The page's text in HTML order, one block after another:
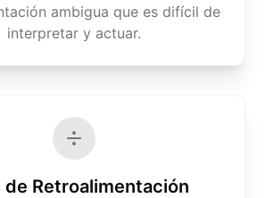
ambigua que es difícil de
interpretar y actuar.
de Retroalimentación